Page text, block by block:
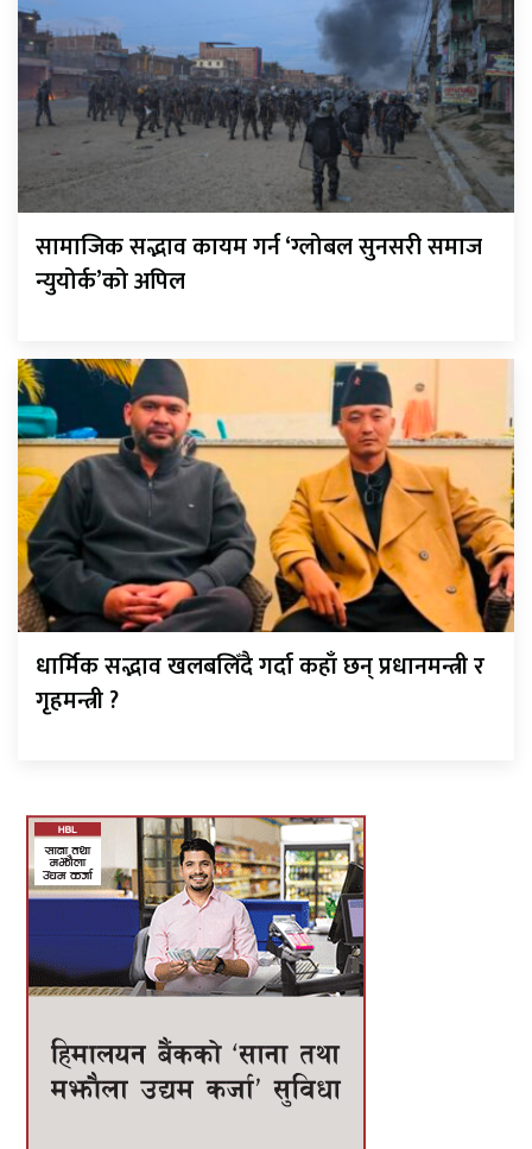
सामाजिक सद्भाव कायम गर्न ‘ग्लोबल सुनसरी समाज
न्युयोर्क’को अपिल
धार्मिक सद्भाव खलबलिँदै गर्दा कहाँ छन् प्रधानमन्त्री र
गृहमन्त्री ?